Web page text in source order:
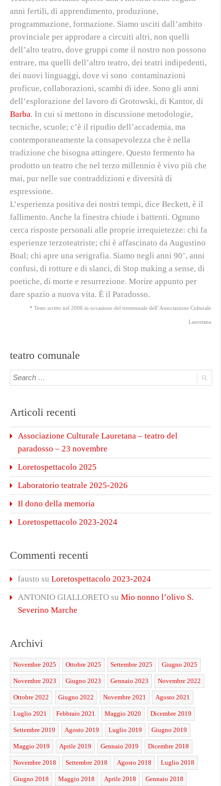
anni fertili, di apprendimento, produzione,
programmazione, formazione. Siamo usciti dall’ambito
provinciale per approdare a circuiti altri, non quelli
dell’alto teatro, dove gruppi come il nostro non possono
entrare, ma quelli dell’altro teatro, dei teatri indipedenti,
dei nuovi linguaggi, dove vi sono contaminazioni
proficue, collaborazioni, scambi di idee. Sono gli anni
dell’esplorazione del lavoro di Grotowski, di Kantor, di
Barba. In cui si mettono in discussione metodologie,
tecniche, scuole; c’è il ripudio dell’accademia, ma
contemporaneamente la consapevolezza che è nella
tradizione che bisogna attingere. Questo fermento ha
prodotto un teatro che nel terzo millennio è vivo più che
mai, pur nelle sue contraddizioni e diversità di
espressione.
L’esperienza positiva dei nostri tempi, dice Beckett, è il
fallimento. Anche la finestra chiude i battenti. Ognuno
cerca risposte personali alle proprie irrequietezze: chi fa
esperienze terzoteatriste; chi è affascinato da Augustino
Boal; chi apre una serigrafia. Siamo negli anni 90’, anni
confusi, di rotture e di slanci, di Stop making a sense, di
poetiche, di morte e resurrezione. Morire appunto per
dare spazio a nuova vita. È il Paradosso.
* Testo scritto nel 2006 in occasione del trentennale dell’Associazione Culturale
Lauretana
teatro comunale
Articoli recenti
Associazione Culturale Lauretana – teatro del
paradosso – 23 novembre
Loretospettacolo 2025
Laboratorio teatrale 2025-2026
Il dono della memoria
Loretospettacolo 2023-2024
Commenti recenti
fausto su Loretospettacolo 2023-2024
ANTONIO GIALLORETO su Mio nonno l’olivo S.
Severino Marche
Archivi
Novembre 2025 Ottobre 2025 Settembre 2025 Giugno 2025
Novembre 2023 Giugno 2023 Gennaio 2023 Novembre 2022
Ottobre 2022 Giugno 2022 Novembre 2021 Agosto 2021
Luglio 2021 Febbraio 2021 Maggio 2020 Dicembre 2019
Settembre 2019 Agosto 2019 Luglio 2019 Giugno 2019
Maggio 2019 Aprile 2019 Gennaio 2019 Dicembre 2018
Novembre 2018 Settembre 2018 Agosto 2018 Luglio 2018
Giugno 2018 Maggio 2018 Aprile 2018 Gennaio 2018